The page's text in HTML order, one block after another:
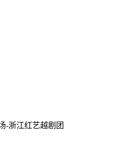
-浙江红艺越剧团